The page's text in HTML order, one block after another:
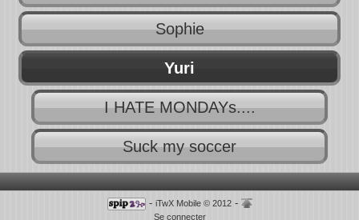
Sophie
Yuri
I HATE MONDAYs....
Suck my soccer
- iTwX Mobile © 2012-
Se connecter